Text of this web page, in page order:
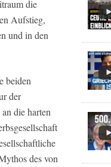
die
Aufstieg,
und in den
beiden
der
die harten
des von